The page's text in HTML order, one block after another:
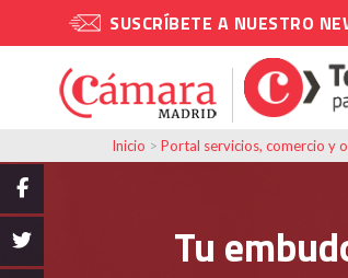
SUSCRÍBETE A NUESTRO
Inicio > Portal servicios, comercio y
Tu